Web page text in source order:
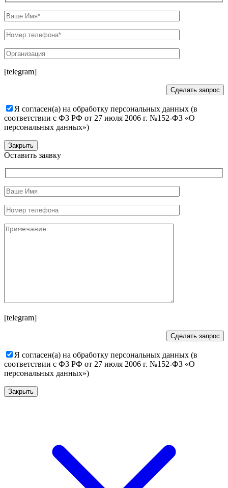
[telegram]
Я согласен(а) на обработку персональных данных (в
соответствии с ФЗ РФ от 27 июля 2006 г. №152-ФЗ «О
персональных данных»)
Закрыть
Оставить заявку
[telegram]
Я согласен(а) на обработку персональных данных (в
соответствии с ФЗ РФ от 27 июля 2006 г. №152-ФЗ «О
персональных данных»)
Закрыть